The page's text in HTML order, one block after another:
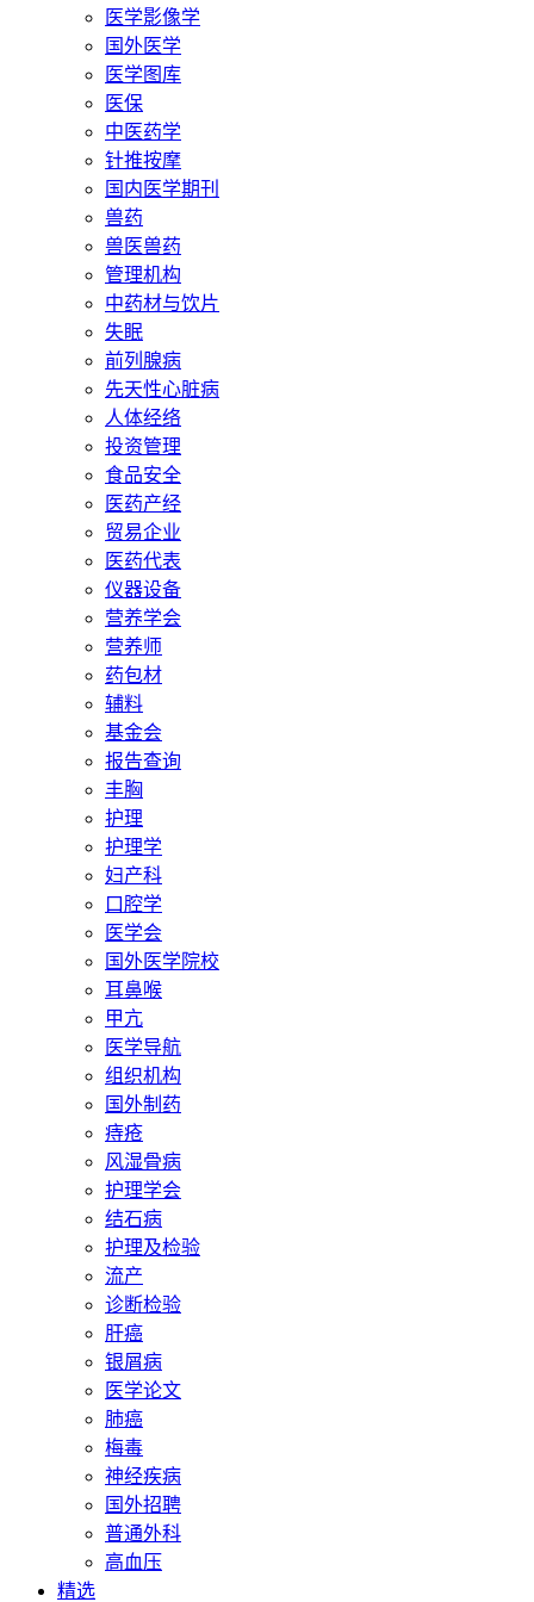
医学影像学
国外医学
医学图库
医保
中医药学
针推按摩
国内医学期刊
兽药
兽医兽药
管理机构
中药材与饮片
失眠
前列腺病
先天性心脏病
人体经络
投资管理
食品安全
医药产经
贸易企业
医药代表
仪器设备
营养学会
营养师
药包材
辅料
基金会
报告查询
丰胸
护理
护理学
妇产科
口腔学
医学会
国外医学院校
耳鼻喉
甲亢
医学导航
组织机构
国外制药
痔疮
风湿骨病
护理学会
结石病
护理及检验
流产
诊断检验
肝癌
银屑病
医学论文
肺癌
梅毒
神经疾病
国外招聘
普通外科
高血压
精选